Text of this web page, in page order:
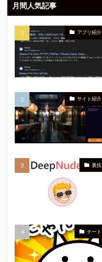
月間人気記事
アプリ紹介
サイト紹介
裏技
チート